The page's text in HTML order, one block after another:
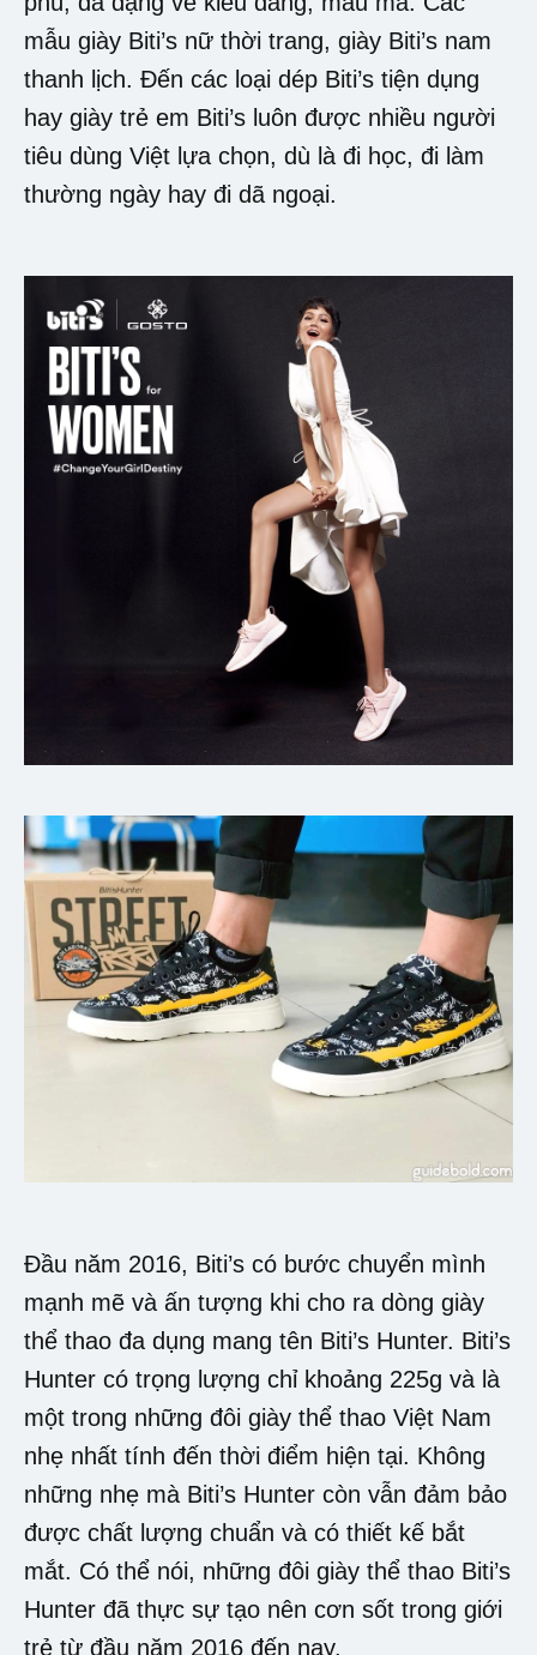
mẫu giày Biti’s nữ thời trang, giày Biti’s nam
thanh lịch. Đến các loại dép Biti’s tiện dụng
hay giày trẻ em Biti’s luôn được nhiều người
tiêu dùng Việt lựa chọn, dù là đi học, đi làm
thường ngày hay đi dã ngoại.
Đầu năm 2016, Biti’s có bước chuyển mình
mạnh mẽ và ấn tượng khi cho ra dòng giày
thể thao đa dụng mang tên Biti’s Hunter. Biti’s
Hunter có trọng lượng chỉ khoảng 225g và là
một trong những đôi giày thể thao Việt Nam
nhẹ nhất tính đến thời điểm hiện tại. Không
những nhẹ mà Biti’s Hunter còn vẫn đảm bảo
được chất lượng chuẩn và có thiết kế bắt
mắt. Có thể nói, những đôi giày thể thao Biti’s
Hunter đã thực sự tạo nên cơn sốt trong giới
trẻ từ đầu năm 2016 đến nay.